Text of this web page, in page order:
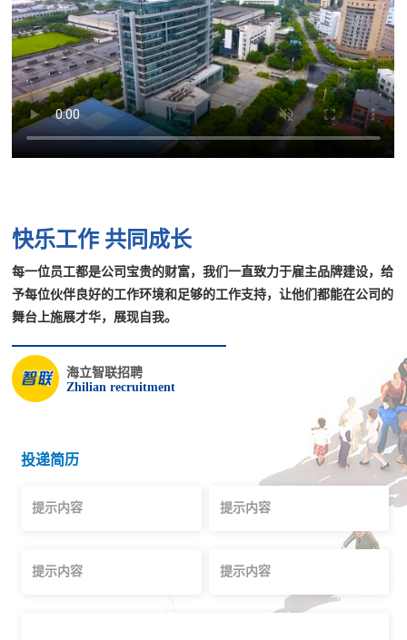
快乐工作 共同成长
每一位员工都是公司宝贵的财富，我们一直致力于雇主品牌建设，给
予每位伙伴良好的工作环境和足够的工作支持，让他们都能在公司的
舞台上施展才华，展现自我。
海立智联招聘
Zhilian recruitment
投递简历